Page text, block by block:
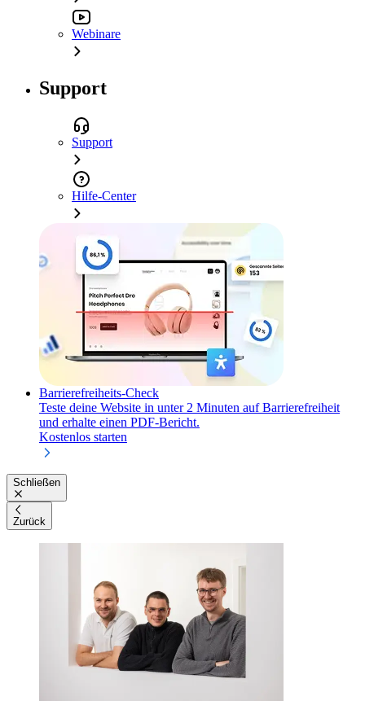
Webinare
Support
Support
Hilfe-Center
Barrierefreiheits-Check
Teste deine Website in unter 2 Minuten auf Barrierefreiheit
und erhalte einen PDF-Bericht.
Kostenlos starten
Schließen
Zurück